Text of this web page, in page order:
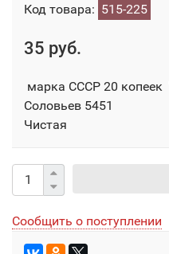
Код товара: 515-225
35 руб.
марка СССР 20 копеек
Соловьев 5451
Чистая
Сообщить о поступлении